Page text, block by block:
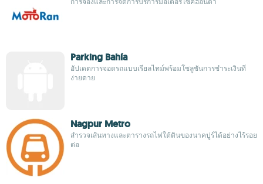
Parking Bahía
อัปเดตการจอดรถแบบเรียลไทม์พร้อมโซลูชันการชำระเงินที่
ง่ายดาย
Nagpur Metro
สำรวจเส้นทางและตารางรถไฟใต้ดินของนาคปูร์ได้อย่างไร้รอย
ต่อ